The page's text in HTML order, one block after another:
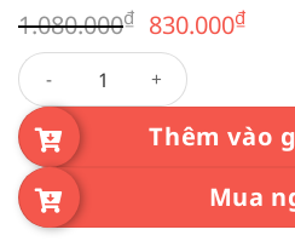
1.080.000₫ Giá
gốc
là:
830.000₫Giá
là:
Hoa chúc mừng 149 số lượng
Thêm vào
Mua